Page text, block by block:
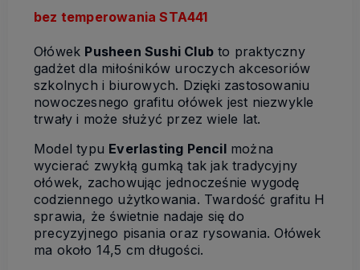
bez temperowania STA441
Ołówek Pusheen Sushi Club to praktyczny
gadżet dla miłośników uroczych akcesoriów
szkolnych i biurowych. Dzięki zastosowaniu
nowoczesnego grafitu ołówek jest niezwykle
trwały i może służyć przez wiele lat.
Model typu Everlasting Pencilmożna
wycierać zwykłą gumką tak jak tradycyjny
ołówek, zachowując jednocześnie wygodę
codziennego użytkowania. Twardość grafitu H
sprawia, że świetnie nadaje się do
precyzyjnego pisania oraz rysowania. Ołówek
ma około 14,5 cm długości.